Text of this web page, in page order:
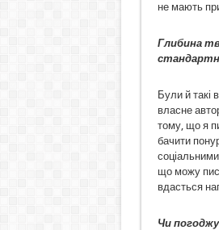
не мають
Глибина
Були й такі
власне
тому, що я
бачити
що можу
вдасться
Чи